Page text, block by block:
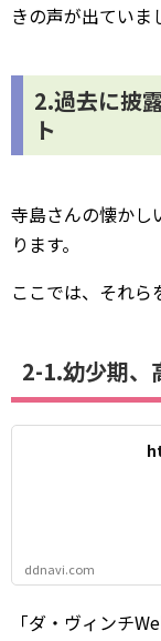
きの声が出ていま
2.過去に披
ト
寺島さんの懐かし
ります。
ここでは、それら
2-1.幼少期、
ddnavi.com
「ダ・ヴィンチ